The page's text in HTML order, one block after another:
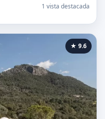
1 vista destacada
★ 9.6